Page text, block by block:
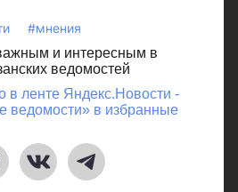
#мнения
и интересным в
ведомостей
в ленте Яндекс.Новости -
ведомости» в избранные